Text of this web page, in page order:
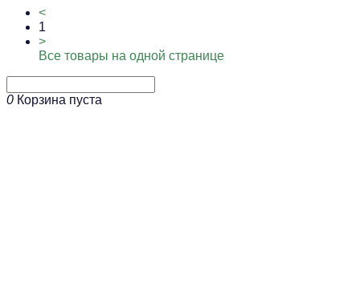
<
1
>
Все товары на одной странице
0 Корзина пуста